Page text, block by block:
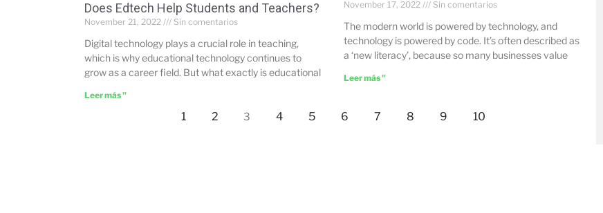
Does Edtech Help Students and Teachers?
November 21, 2022 Sin comentarios
Digital technology plays a crucial role in teaching,
which is why educational technology continues to
grow as a career field. But what exactly is educational
Leer más "
November 17, 2022 Sin comentarios
The modern world is powered by technology, and
technology is powered by code. It’s often described as
a ‘new literacy’, because so many businesses value
Leer más "
1 2 3 4 5 6 7 8 9 10